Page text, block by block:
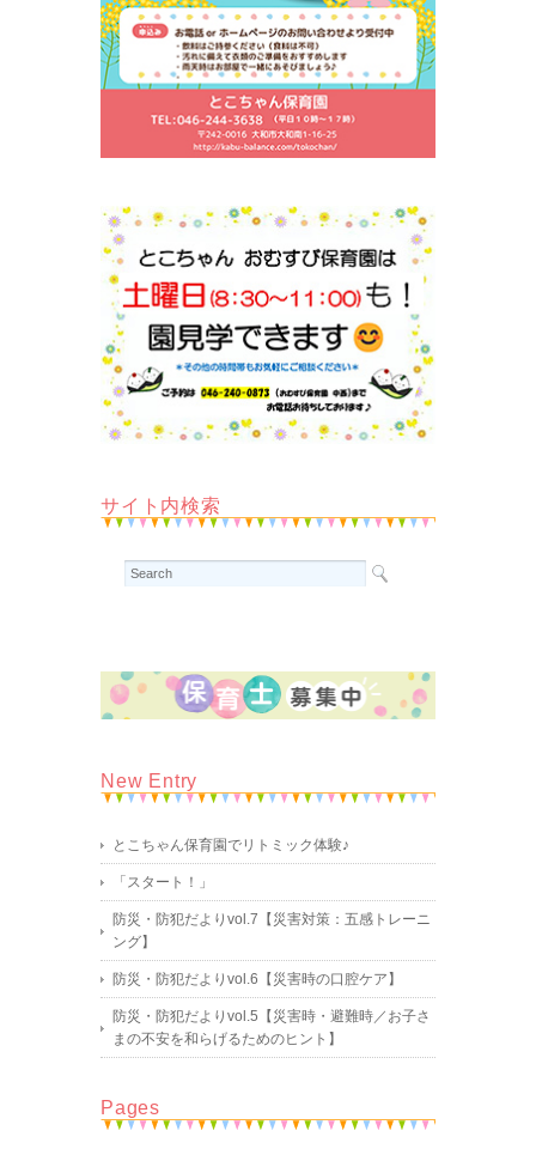
サイト内検索
New Entry
とこちゃん保育園でリトミック体験♪
「スタート！」
防災・防犯だよりvol.7【災害対策：五感トレーニ
ング】
防災・防犯だよりvol.6【災害時の口腔ケア】
防災・防犯だよりvol.5【災害時・避難時／お子さ
まの不安を和らげるためのヒント】
Pages